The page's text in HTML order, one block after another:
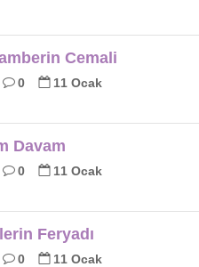
Cemali
0
11 Ocak
Davam
0
11 Ocak
Feryadı
0
11 Ocak